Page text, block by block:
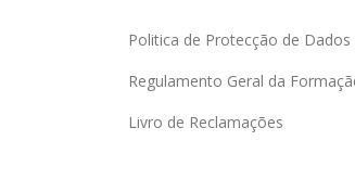
Politica de Protecção de Dados
Regulamento Geral da
Livro de Reclamações